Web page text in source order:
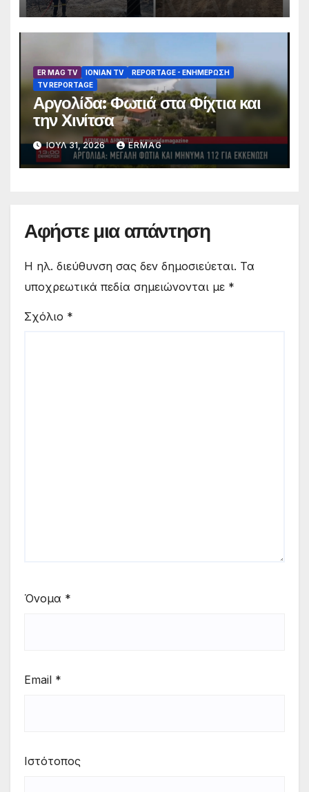
ER MAG TV IONIAN TV
REPORTAGE - EΝΗΜΈΡΩΣΗ
TV REPORTAGE
Αργολίδα: Φωτιά στα Φίχτια και
την Χινίτσα
ΙΟΎΛ 31, 2026 ERMAG
Αφήστε μια απάντηση
Η ηλ. διεύθυνση σας δεν δημοσιεύεται. Τα
υποχρεωτικά πεδία σημειώνονται με *
Σχόλιο *
Όνομα *
Email *
Ιστότοπος